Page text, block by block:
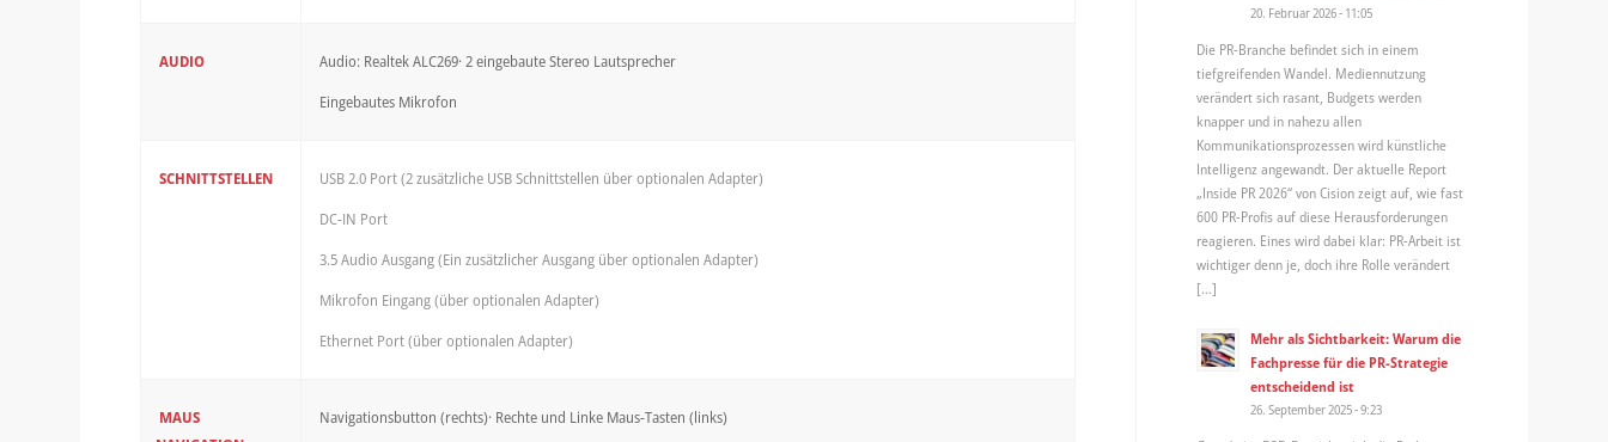
AUDIO
Audio: Realtek ALC269· 2 eingebaute Stereo Lautsprecher
Eingebautes Mikrofon
SCHNITTSTELLEN
USB 2.0 Port (2 zusätzliche USB Schnittstellen über optionalen Adapter)
DC-IN Port
3.5 Audio Ausgang (Ein zusätzlicher Ausgang über optionalen Adapter)
Mikrofon Eingang (über optionalen Adapter)
Ethernet Port (über optionalen Adapter)
MAUS
Navigationsbutton (rechts)· Rechte und Linke Maus-Tasten (links)
20. Februar 2026 - 11:05
Die PR-Branche befindet sich in einem
tiefgreifenden Wandel. Mediennutzung
verändert sich rasant, Budgets werden
knapper und in nahezu allen
Kommunikationsprozessen wird künstliche
Intelligenz angewandt. Der aktuelle Report
„Inside PR 2026“ von Cision zeigt auf, wie fast
600 PR-Profis auf diese Herausforderungen
reagieren. Eines wird dabei klar: PR-Arbeit ist
wichtiger denn je, doch ihre Rolle verändert
[…]
Mehr als Sichtbarkeit: Warum die
Fachpresse für die PR-Strategie
entscheidend ist
26. September 2025 - 9:23